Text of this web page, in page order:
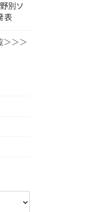
別ソ
表
＞＞＞